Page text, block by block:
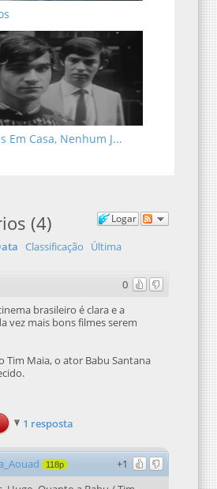
Em Casa, Nenhum J...
Logar
(4)
Classificação
Última
0
brasileiro é clara e a
vez mais bons filmes serem
Tim Maia, o ator Babu Santana
1 resposta
+1
118p